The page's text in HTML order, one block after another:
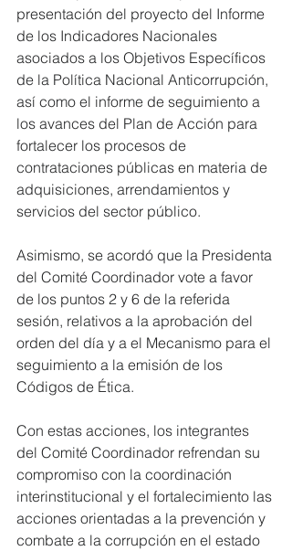
presentación del proyecto del Informe
de los Indicadores Nacionales
asociados a los Objetivos Específicos
de la Política Nacional Anticorrupción,
así como el informe de seguimiento a
los avances del Plan de Acción para
fortalecer los procesos de
contrataciones públicas en materia de
adquisiciones, arrendamientos y
servicios del sector público.
Asimismo, se acordó que la Presidenta
del Comité Coordinador vote a favor
de los puntos 2 y 6 de la referida
sesión, relativos a la aprobación del
orden del día y a el Mecanismo para el
seguimiento a la emisión de los
Códigos de Ética.
Con estas acciones, los integrantes
del Comité Coordinador refrendan su
compromiso con la coordinación
interinstitucional y el fortalecimiento las
acciones orientadas a la prevención y
combate a la corrupción en el estado